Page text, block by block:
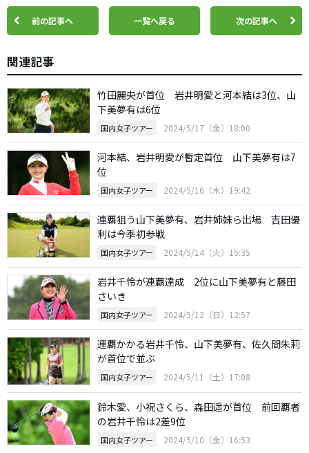
前の記事へ 一覧へ戻る 次の記事へ
関連記事
竹田麗央が首位 岩井明愛と河本結は3位、山
下美夢有は6位
国内女子ツアー 2024/5/17（金）18:00
河本結、岩井明愛が暫定首位 山下美夢有は7
位
国内女子ツアー 2024/5/16（木）19:42
連覇狙う山下美夢有、岩井姉妹ら出場 吉田優
利は今季初参戦
国内女子ツアー 2024/5/14（火）15:35
岩井千怜が連覇達成 2位に山下美夢有と藤田
さいき
国内女子ツアー 2024/5/12（日）12:57
連覇かかる岩井千怜、山下美夢有、佐久間朱莉
が首位で並ぶ
国内女子ツアー 2024/5/11（土）17:08
鈴木愛、小祝さくら、森田遥が首位 前回覇者
の岩井千怜は2差9位
国内女子ツアー 2024/5/10（金）16:53